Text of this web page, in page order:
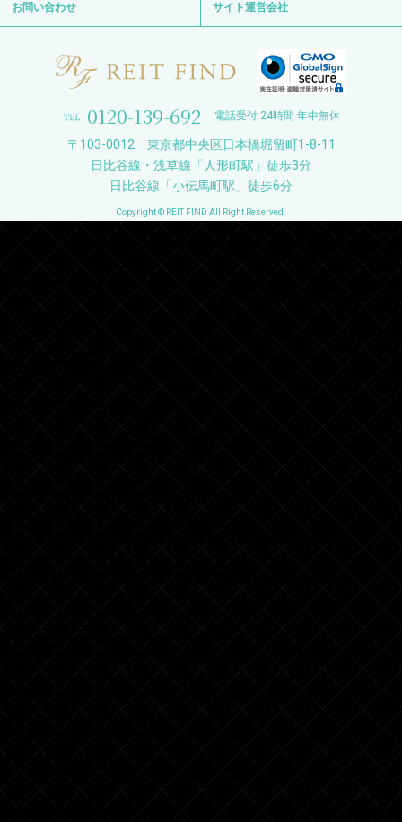
お問い合わせ サイト運営会社
0120-139-692 電話受付 24時間 年中無休
〒103-0012 東京都中央区日本橋堀留町1-8-11
日比谷線・浅草線「人形町駅」徒歩3分
日比谷線「小伝馬町駅」徒歩6分
Copyright © REIT FIND All Right Reserved.